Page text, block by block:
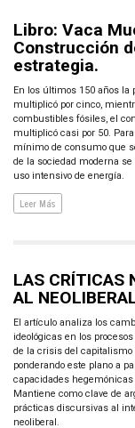
Libro: Vaca
Construcción
estrategia.
En los últimos 150 años
multiplicó por cinco,
combustibles fósiles, el
multiplicó casi por 50.
mínimo de consumo que
de la sociedad moderna
uso intensivo de energía.
Leer Más
LAS CRÍTICAS
AL
El artículo analiza los
ideológicas en los
de la crisis del capitalismo
ponderando este plano a
capacidades
Mantiene como clave de
prácticas discursivas al
neoliberal.